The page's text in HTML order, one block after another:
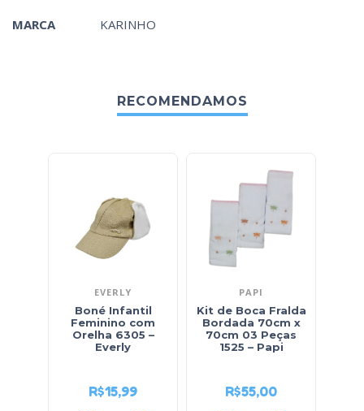
MARCA KARINHO
RECOMENDAMOS
EVERLY
Boné Infantil
Feminino com
Orelha 6305 –
Everly
R$15,99
PAPI
Kit de Boca Fralda
Bordada 70cm x
70cm 03 Peças
1525 – Papi
R$55,00